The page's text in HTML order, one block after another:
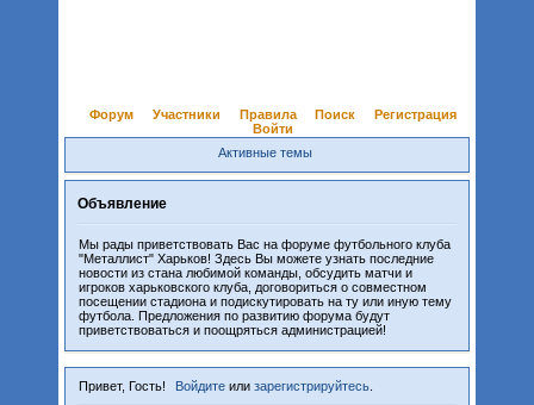
Форум Участники Правила Поиск
Регистрация
Войти
Активные темы
Объявление
Мы рады приветствовать Вас на форуме футбольного клуба
"Металлист" Харьков! Здесь Вы можете узнать последние
новости из стана любимой команды, обсудить матчи и
игроков харьковского клуба, договориться о совместном
посещении стадиона и подискутировать на ту или иную тему
футбола. Предложения по развитию форума будут
приветствоваться и поощряться администрацией!
Привет, Гость! Войдите илизарегистрируйтесь